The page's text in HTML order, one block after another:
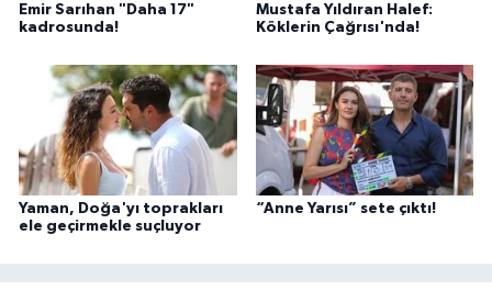
Emir Sarıhan "Daha 17"
kadrosunda!
Mustafa Yıldıran Halef:
Köklerin Çağrısı'nda!
Yaman, Doğa'yı toprakları
ele geçirmekle suçluyor
“Anne Yarısı” sete çıktı!